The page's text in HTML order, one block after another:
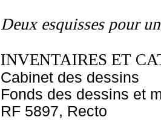
Deux esquisses pour
INVENTAIRES ET
Cabinet des dessins
Fonds des dessins et
RF 5897, Recto